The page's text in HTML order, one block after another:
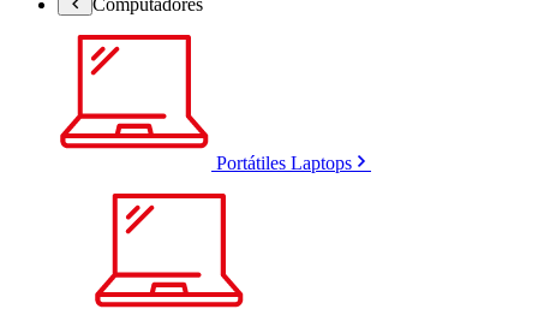
Portátiles Laptops